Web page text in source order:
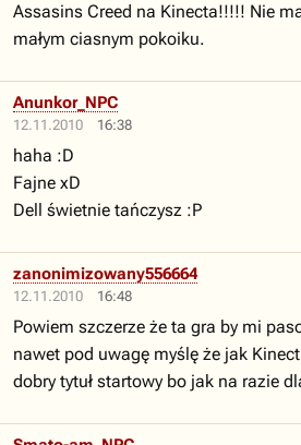
Assasins Creed na Kinecta!!!!! Nie
małym ciasnym pokoiku.
12.11.2010 16:38
Anunkor_NPC
haha :D
Fajne xD
Dell świetnie tańczysz :P
12.11.2010 16:48
zanonimizowany556664
Powiem szczerze że ta gra by mi
nawet pod uwagę myślę że jak
dobry tytuł startowy bo jak na razie